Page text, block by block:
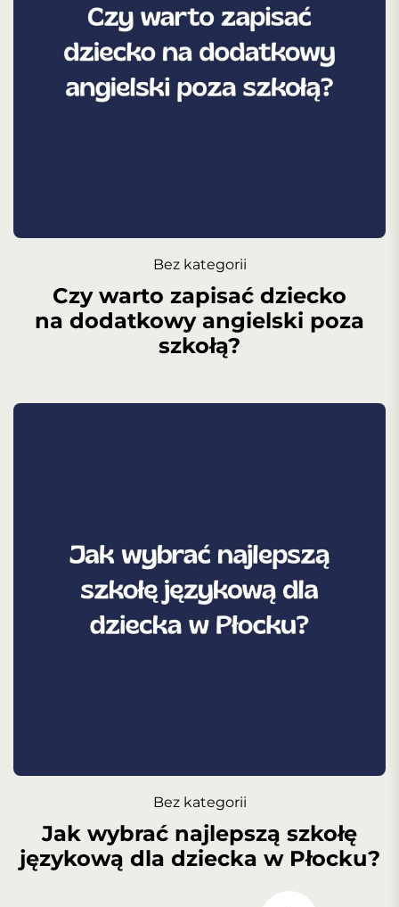
Bez kategorii
Czy warto zapisać dziecko
na dodatkowy angielski poza
szkołą?
Bez kategorii
Jak wybrać najlepszą szkołę
językową dla dziecka w Płocku?